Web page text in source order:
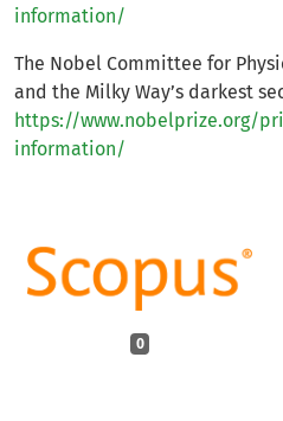
0
information/
The Nobel Committee for
and the Milky Way’s darkest
https://www.nobelprize.org/
information/